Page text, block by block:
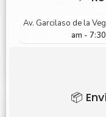
Av. Garcilaso de la
am -
📦